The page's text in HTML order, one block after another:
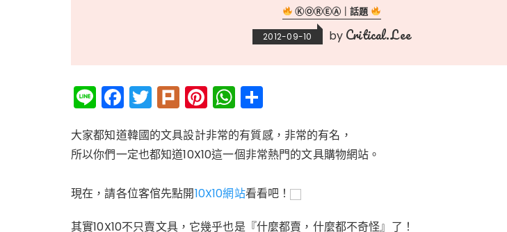
ⓀⓄⓇⒺⒶ｜話題
2012-09-10 by Critical.Lee
Li
n
e
F
a
c
e
b
o
T
w
it
te
r
Pl
ur
k
Pi
n
te
re
st
W
h
a
ts
A
p
大家都知道韓國的文具設計非常的有質感，非常的有名，
所以你們一定也都知道10X10這一個非常熱門的文具購物網站。
現在，請各位客倌先點開10X10網站看看吧！
其實10X10不只賣文具，它幾乎也是『什麼都賣，什麼都不奇怪』了！